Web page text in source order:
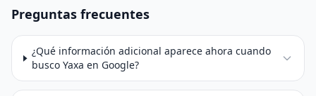
Preguntas frecuentes
¿Qué información adicional aparece ahora cuando
busco Yaxa en Google?